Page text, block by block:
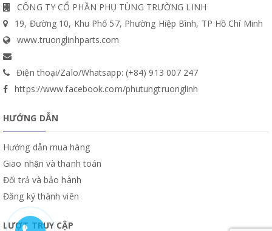
CÔNG TY CỔ PHẦN PHỤ TÙNG TRƯỜNG LINH
19, Đường 10, Khu Phố 57, Phường Hiệp Bình, TP Hồ Chí Minh
www.truonglinhparts.com
Điện thoại/Zalo/Whatsapp: (+84) 913 007 247
https://www.facebook.com/phutungtruonglinh
HƯỚNG DẪN
Hướng dẫn mua hàng
Giao nhận và thanh toán
Đổi trả và bảo hành
Đăng ký thành viên
LƯỢT TRUY CẬP